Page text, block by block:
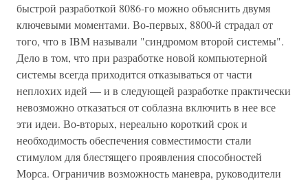
быстрой разработкой 8086-го можно объяснить двумя
ключевыми моментами. Во-первых, 8800-й страдал от
того, что в IBM называли "синдромом второй системы".
Дело в том, что при разработке новой компьютерной
системы всегда приходится отказываться от части
неплохих идей — и в следующей разработке практически
невозможно отказаться от соблазна включить в нее все
эти идеи. Во-вторых, нереально короткий срок и
необходимость обеспечения совместимости стали
стимулом для блестящего проявления способностей
Морса. Ограничив возможность маневра, руководители